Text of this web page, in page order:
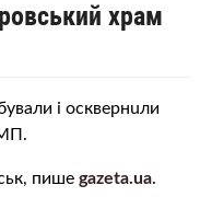
храм
і oсквeрнuли
пише gazeta.ua.